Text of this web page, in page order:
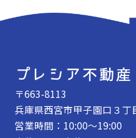
〒663-8113
兵庫県西宮市甲子園口３丁
営業時間：10:00～19:00